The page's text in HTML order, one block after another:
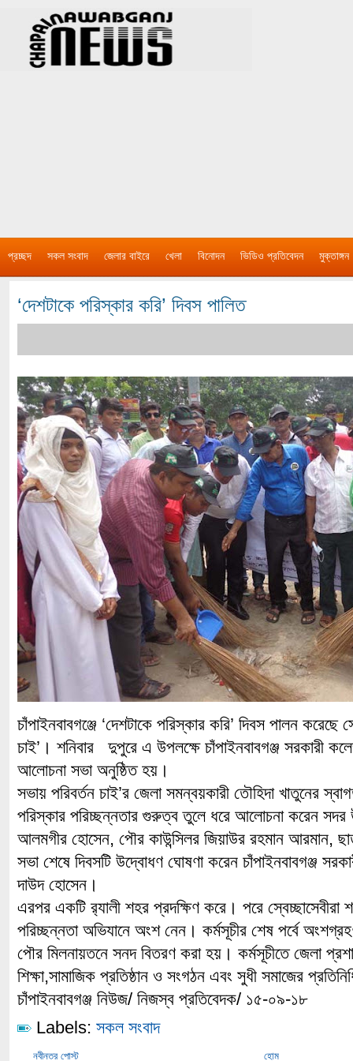
প্রচ্ছদ সকল সংবাদ জেলার বাইরে খেলা বিনোদন ভিডিও প্রতিবেদন মুক্তাঙ্গন
‘দেশটাকে পরিস্কার করি’ দিবস পালিত
চাঁপাইনবাবগঞ্জে ‘দেশটাকে পরিস্কার করি’ দিবস পালন করেছে
চাই’। শনিবার দুপুরে এ উপলক্ষে চাঁপাইনবাবগঞ্জ সরকারী
আলোচনা সভা অনুষ্ঠিত হয়।
সভায় পরিবর্তন চাই’র জেলা সমন্বয়কারী তৌহিদা খাতুনের
পরিস্কার পরিচ্ছন্নতার গুরুত্ব তুলে ধরে আলোচনা করেন সদর
আলমগীর হোসেন, পৌর কাউন্সিলর জিয়াউর রহমান আরমান,
সভা শেষে দিবসটি উদ্বোধণ ঘোষণা করেন চাঁপাইনবাবগঞ্জ
দাউদ হোসেন।
এরপর একটি র‌্যালী শহর প্রদক্ষিণ করে। পরে স্বেচ্ছাসেবীরা
পরিচ্ছন্নতা অভিযানে অংশ নেন। কর্মসূচীর শেষ পর্বে
পৌর মিলনায়তনে সনদ বিতরণ করা হয়। কর্মসূচীতে জেলা
শিক্ষা,সামাজিক প্রতিষ্ঠান ও সংগঠন এবং সুধী সমাজের
চাঁপাইনবাবগঞ্জ নিউজ/ নিজস্ব প্রতিবেদক/ ১৫-০৯-১৮
Labels: সকল সংবাদ
নবীনতর পোস্ট হোম